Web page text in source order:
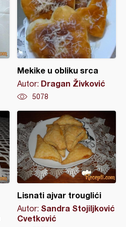
Mekike u obliku srca
Autor: Dragan Živković
5078
Lisnati ajvar trouglići
Autor: Sandra Stojiljković
Cvetković